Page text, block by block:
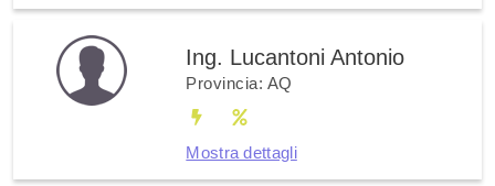
Ing. Lucantoni Antonio
Provincia: AQ
Mostra dettagli